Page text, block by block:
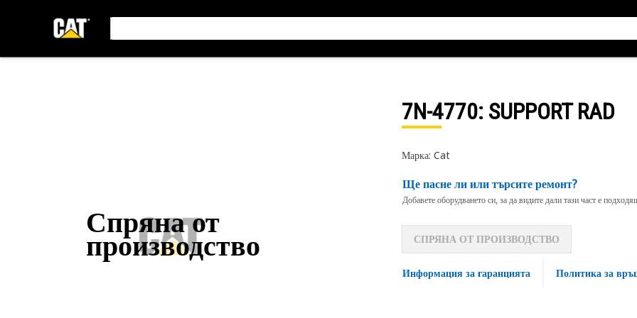
Спряна от
производство
7N-4770: SUPPORT RAD
Марка: Cat
Ще пасне ли или търсите ремонт?
Добавете оборудването си, за да видите дали тази част е
СПРЯНА ОТ ПРОИЗВОДСТВО
Информация за гаранцията Политика за